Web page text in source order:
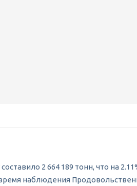
2 664 189 тонн, что на
наблюдения